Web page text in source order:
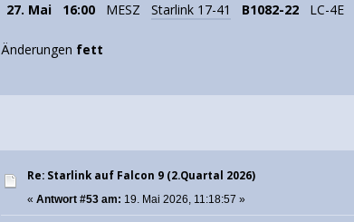
27. Mai
16:00 MESZ Starlink 17-41 B1082-22 LC-4E
Änderungen fett
Re: Starlink auf Falcon 9 (2.Quartal 2026)
«Antwort #53 am: 19. Mai 2026, 11:18:57 »